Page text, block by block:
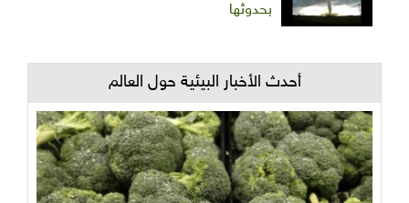
بحدوثها
أحدث الأخبار البيئية حول العالم